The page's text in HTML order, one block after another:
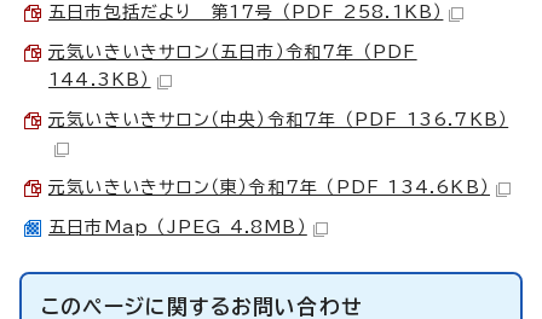
五日市包括だより 第17号 （PDF 258.1KB）
元気いきいきサロン（五日市）令和7年 （PDF
144.3KB）
元気いきいきサロン（中央）令和7年 （PDF 136.7KB）
元気いきいきサロン（東）令和7年 （PDF 134.6KB）
五日市Map （JPEG 4.8MB）
このページに関するお問い合わせ